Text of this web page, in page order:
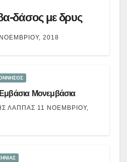
δάσος με δρυς
2018
Μονεμβάσια
ΛΆΠΠΑΣ 11 ΝΟΕΜΒΡΊΟΥ,